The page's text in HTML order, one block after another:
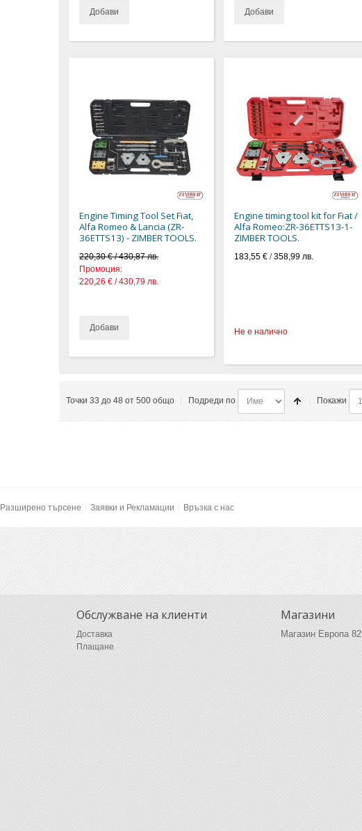
Добави Добави
Engine Timing Tool Set Fiat,
Alfa Romeo & Lancia (ZR-
36ETTS13) - ZIMBER TOOLS.
220,30 € / 430,87 лв.
Промоция:
220,26 € / 430,79 лв.
Добави
Engine timing tool kit for Fiat /
Alfa Romeo:ZR-36ETTS13-1-
ZIMBER TOOLS.
183,55 € /358,99 лв.
Не е налично
Точки 33 до 48 от 500 общо Подреди по Покажи
Разширено търсене Заявки и Рекламации Връзка с нас
Обслужване на клиенти
Доставка
Плащане
Магазини
Магазин Европа 82